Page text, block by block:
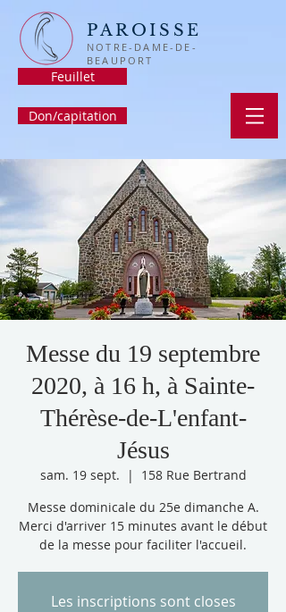
PAROISSE
NOTRE-DAME-DE-
BEAUPORT
Feuillet
Don/capitation
Messe du 19 septembre
2020, à 16 h, à Sainte-
Thérèse-de-L'enfant-
Jésus
sam. 19 sept.
  |
158 Rue Bertrand
Messe dominicale du 25e dimanche A.
Merci d'arriver 15 minutes avant le début
de la messe pour faciliter l'accueil.
Les inscriptions sont closes